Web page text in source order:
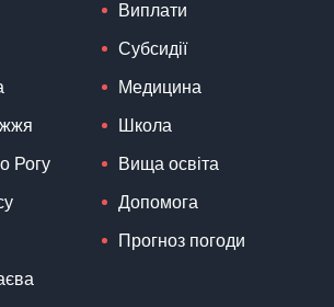
Рогу
Виплати
Субсидії
Медицина
Школа
Вища освіта
Допомога
Прогноз погоди